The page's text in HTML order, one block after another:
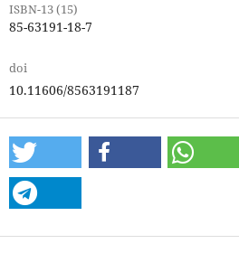
ISBN-13 (15)
85-63191-18-7
doi
10.11606/8563191187